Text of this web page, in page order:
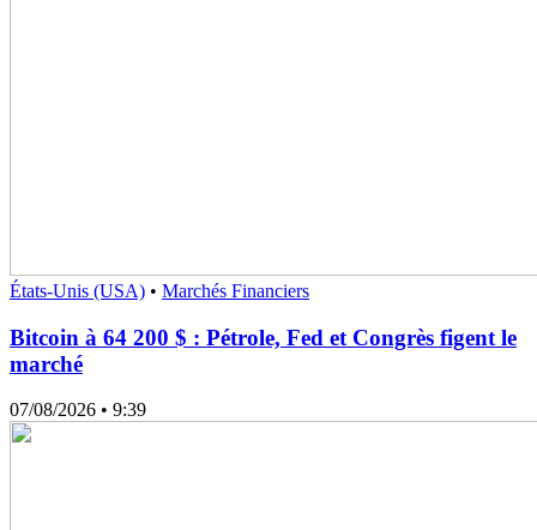
États-Unis (USA) • Marchés Financiers
Bitcoin à 64 200 $ : Pétrole, Fed et Congrès figent le
marché
07/08/2026 • 9:39